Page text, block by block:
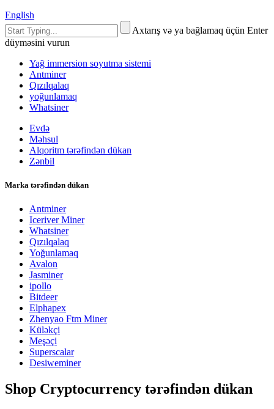
English
Axtarış və ya bağlamaq üçün Enter
düyməsini vurun
Yağ immersion soyutma sistemi
Antminer
Qızılqalaq
yoğunlamaq
Whatsiner
Evdə
Məhsul
Alqoritm tərəfindən dükan
Zənbil
Marka tərəfindən dükan
Antminer
Iceriver Miner
Whatsiner
Qızılqalaq
Yoğunlamaq
Avalon
Jasminer
ipollo
Bitdeer
Elphapex
Zhenyao Ftm Miner
Küləkçi
Meşəçi
Superscalar
Desiweminer
Shop Cryptocurrency tərəfindən dükan